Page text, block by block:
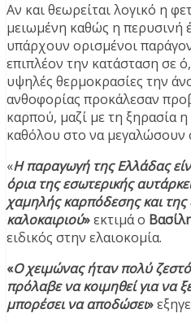
Αν και θεωρείται λογικό η
μειωμένη καθώς η περυσινή
υπάρχουν ορισμένοι
επιπλέον την κατάσταση σε
υψηλές θερμοκρασίες την
ανθοφορίας προκάλεσαν
καρπού, μαζί με τη ξηρασία
καθόλου στο να μεγαλώσουν
«Η παραγωγή της Ελλάδας
όρια της εσωτερικής
χαμηλής καρπόδεσης και της
καλοκαιριού»εκτιμά ο
ειδικός στην ελαιοκομία.
«Ο χειμώνας ήταν πολύ
πρόλαβε να κοιμηθεί για να
μπορέσει να αποδώσει»